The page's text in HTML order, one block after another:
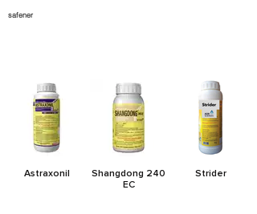
safener
Astraxonil
Shangdong 240
EC
Strider